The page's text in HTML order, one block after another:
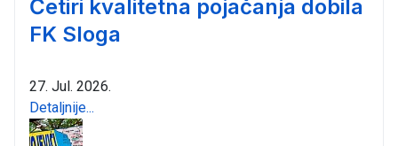
Četiri kvalitetna pojačanja dobila
FK Sloga
27. Jul. 2026.
Detaljnije...